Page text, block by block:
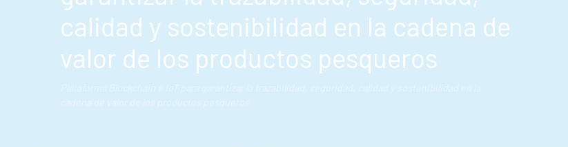
calidad y sostenibilidad en la cadena de
valor de los productos pesqueros